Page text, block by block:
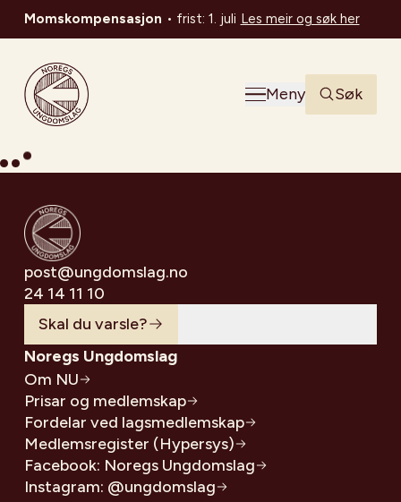
Momskompensasjon • frist: 1. juli Les meir og søk her
Noregs Ungdomslag
Meny
Søk
post@ungdomslag.no
24 14 11 10
Skal du varsle?
Noregs Ungdomslag
Om NU
Prisar og medlemskap
Fordelar ved lagsmedlemskap
Medlemsregister (Hypersys)
Facebook: Noregs Ungdomslag
Instagram: @ungdomslag